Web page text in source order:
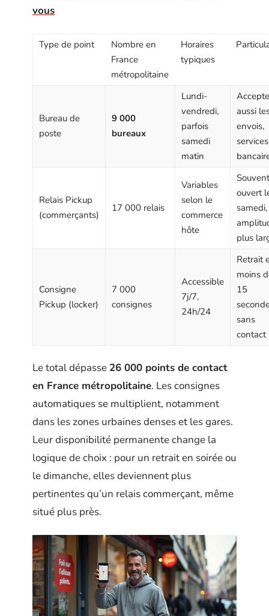
vous
Type de point
Nombre en
France
métropolitaine
Horaires
typiques
Bureau de
poste
9 000
bureaux
Lundi-
vendredi,
parfois
samedi
matin
Accepte
aussi
envois,
services
Relais Pickup
(commerçants)
17 000 relais
Variables
selon le
commerce
hôte
Souvent
ouvert
samedi,
plus
Consigne
Pickup (locker)
7 000
consignes
Accessible
7j/7,
24h/24
Retrait
moins
15
sans
contact
Le total dépasse 26 000 points de contact
en France métropolitaine. Les consignes
automatiques se multiplient, notamment
dans les zones urbaines denses et les gares.
Leur disponibilité permanente change la
logique de choix : pour un retrait en soirée ou
le dimanche, elles deviennent plus
pertinentes qu’un relais commerçant, même
situé plus près.